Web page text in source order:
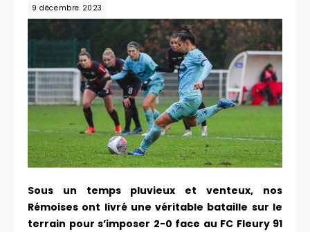
9 décembre 2023
Sous un temps pluvieux et venteux, nos
Rémoises ont livré une véritable bataille sur le
terrain pour s’imposer 2-0 face au FC Fleury 91